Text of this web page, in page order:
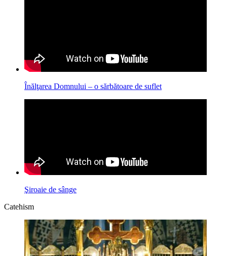
Înălţarea Domnului – o sărbătoare de suflet
Şiroaie de sânge
Catehism